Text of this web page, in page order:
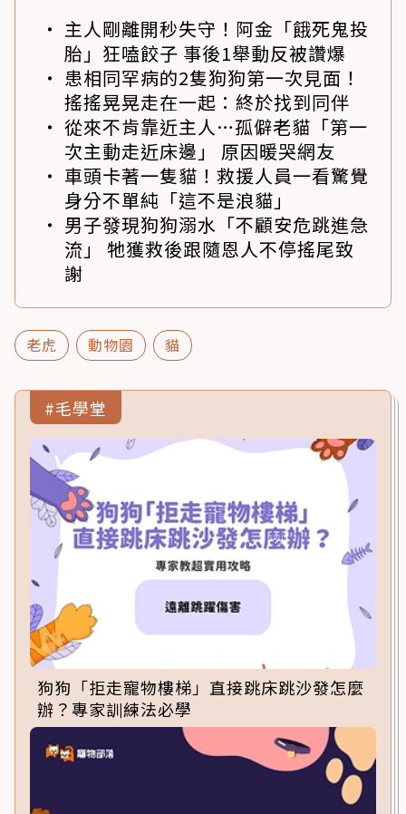
主人剛離開秒失守！阿金「餓死鬼投
胎」狂嗑餃子 事後1舉動反被讚爆
患相同罕病的2隻狗狗第一次見面！
搖搖晃晃走在一起：終於找到同伴
從來不肯靠近主人…孤僻老貓「第一
次主動走近床邊」 原因暖哭網友
車頭卡著一隻貓！救援人員一看驚覺
身分不單純「這不是浪貓」
男子發現狗狗溺水「不顧安危跳進急
流」 牠獲救後跟隨恩人不停搖尾致
謝
老虎 動物園 貓
#毛學堂
狗狗「拒走寵物樓梯」直接跳床跳沙發怎麼
辦？專家訓練法必學